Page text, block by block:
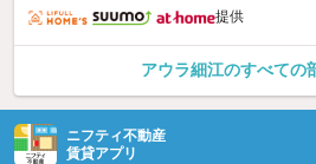
提供
アウラ細江のすべての
ニフティ不動産
賃貸アプリ